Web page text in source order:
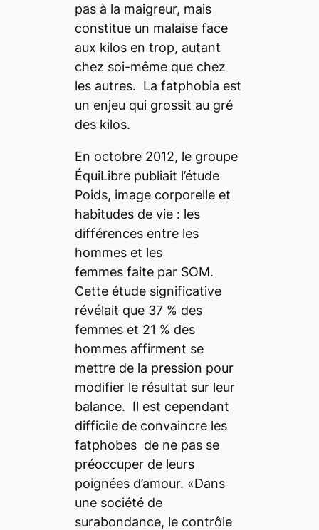
pas à la maigreur, mais
constitue un malaise face
aux kilos en trop, autant
chez soi-même que chez
les autres. La fatphobia est
un enjeu qui grossit au gré
des kilos.
En octobre 2012, le groupe
ÉquiLibre publiait l’étude
Poids, image corporelle et
habitudes de vie : les
différences entre les
hommes et les
femmes faite par SOM.
Cette étude significative
révélait que 37 % des
femmes et 21 % des
hommes affirment se
mettre de la pression pour
modifier le résultat sur leur
balance. Il est cependant
difficile de convaincre les
fatphobes de ne pas se
préoccuper de leurs
poignées d’amour. «Dans
une société de
surabondance, le contrôle